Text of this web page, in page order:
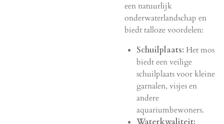
een natuurlijk
onderwaterlandschap en
biedt talloze voordelen:
Schuilplaats: Het mos
biedt een veilige
schuilplaats voor kleine
garnalen, visjes en
andere
aquariumbewoners.